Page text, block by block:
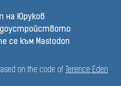
на Юруков
се към Mastodon
on the code of Terence Eden